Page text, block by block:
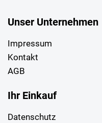
Unser Unternehmen
Impressum
Kontakt
AGB
Ihr Einkauf
Datenschutz